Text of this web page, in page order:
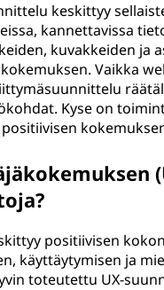
keskittyy
kannettavissa
kuvakkeiden ja
Vaikka
Kyse on
positiivisen
käyttäytymisen ja
toteutettu UX-